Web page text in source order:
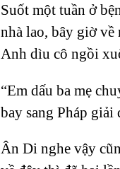
Suốt một tuần ở
nhà lao, bây giờ
Anh dìu cô ngồi
“Em dấu ba mẹ
bay sang Pháp
Ân Di nghe vậy